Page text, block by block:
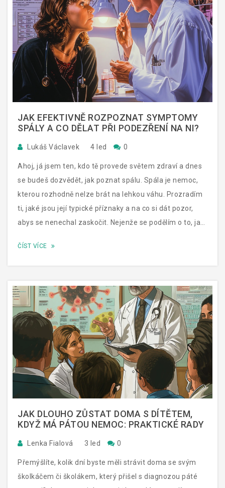
JAK EFEKTIVNĚ ROZPOZNAT SYMPTOMY
SPÁLY A CO DĚLAT PŘI PODEZŘENÍ NA NI?
Lukáš Václavek 4 led 0
Ahoj, já jsem ten, kdo tě provede světem zdraví a dnes
se budeš dozvědět, jak poznat spálu. Spála je nemoc,
kterou rozhodně nelze brát na lehkou váhu. Prozradím
ti, jaké jsou její typické příznaky a na co si dát pozor,
abys se nenechal zaskočit. Nejenže se podělím o to, jak
léčby. Můj cíl? Pomocí jednoduchého výkladu ti přiblížit
ČÍST VÍCE
JAK DLOUHO ZŮSTAT DOMA S DÍTĚTEM,
KDYŽ MÁ PÁTOU NEMOC: PRAKTICKÉ RADY
Lenka Fialová 3 led 0
Přemýšlíte, kolik dní byste měli strávit doma se svým
školkáčem či školákem, který přišel s diagnozou páté